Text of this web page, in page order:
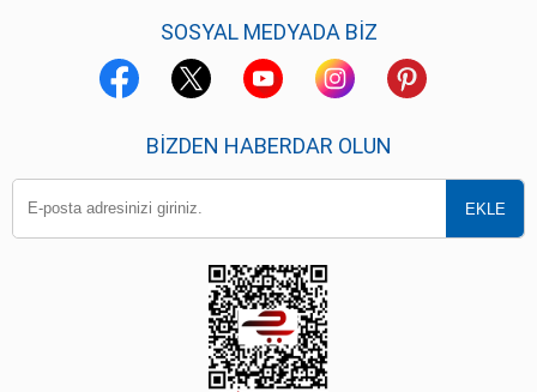
SOSYAL MEDYADA BİZ
BIZDEN HABERDAR OLUN